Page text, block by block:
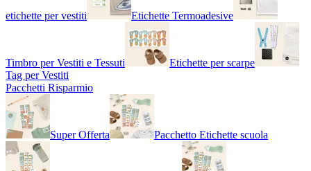
etichette per vestiti Etichette Termoadesive
Timbro per Vestiti e Tessuti
Etichette per scarpe
Tag per Vestiti
Pacchetti Risparmio
Super Offerta Pacchetto Etichette scuola